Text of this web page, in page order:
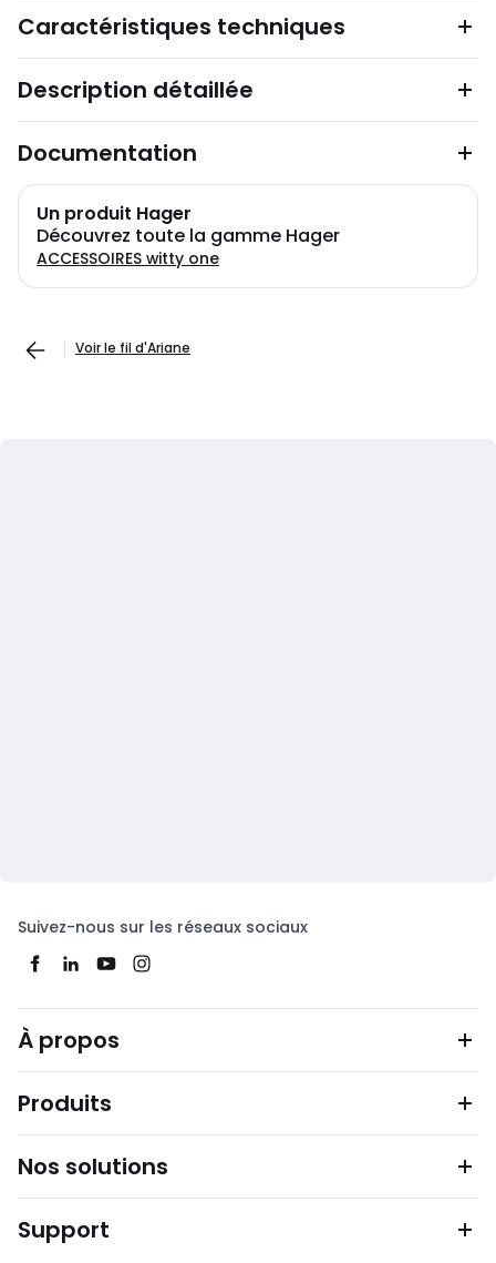
Caractéristiques techniques
Description détaillée
Documentation
Un produit Hager
Découvrez toute la gamme Hager
ACCESSOIRES witty one
Voir le fil d'Ariane
Suivez-nous sur les réseaux sociaux
À propos
Produits
Nos solutions
Support